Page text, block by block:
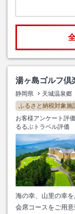
湯ヶ島ゴルフ倶
静岡県 天城温泉郷
ふるさと納税対象施
お客様アンケート評価
るるぶトラベル評価
海の幸、山里の幸
会席コースをご用